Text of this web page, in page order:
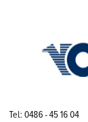
Tel: 0486 - 45 16 04